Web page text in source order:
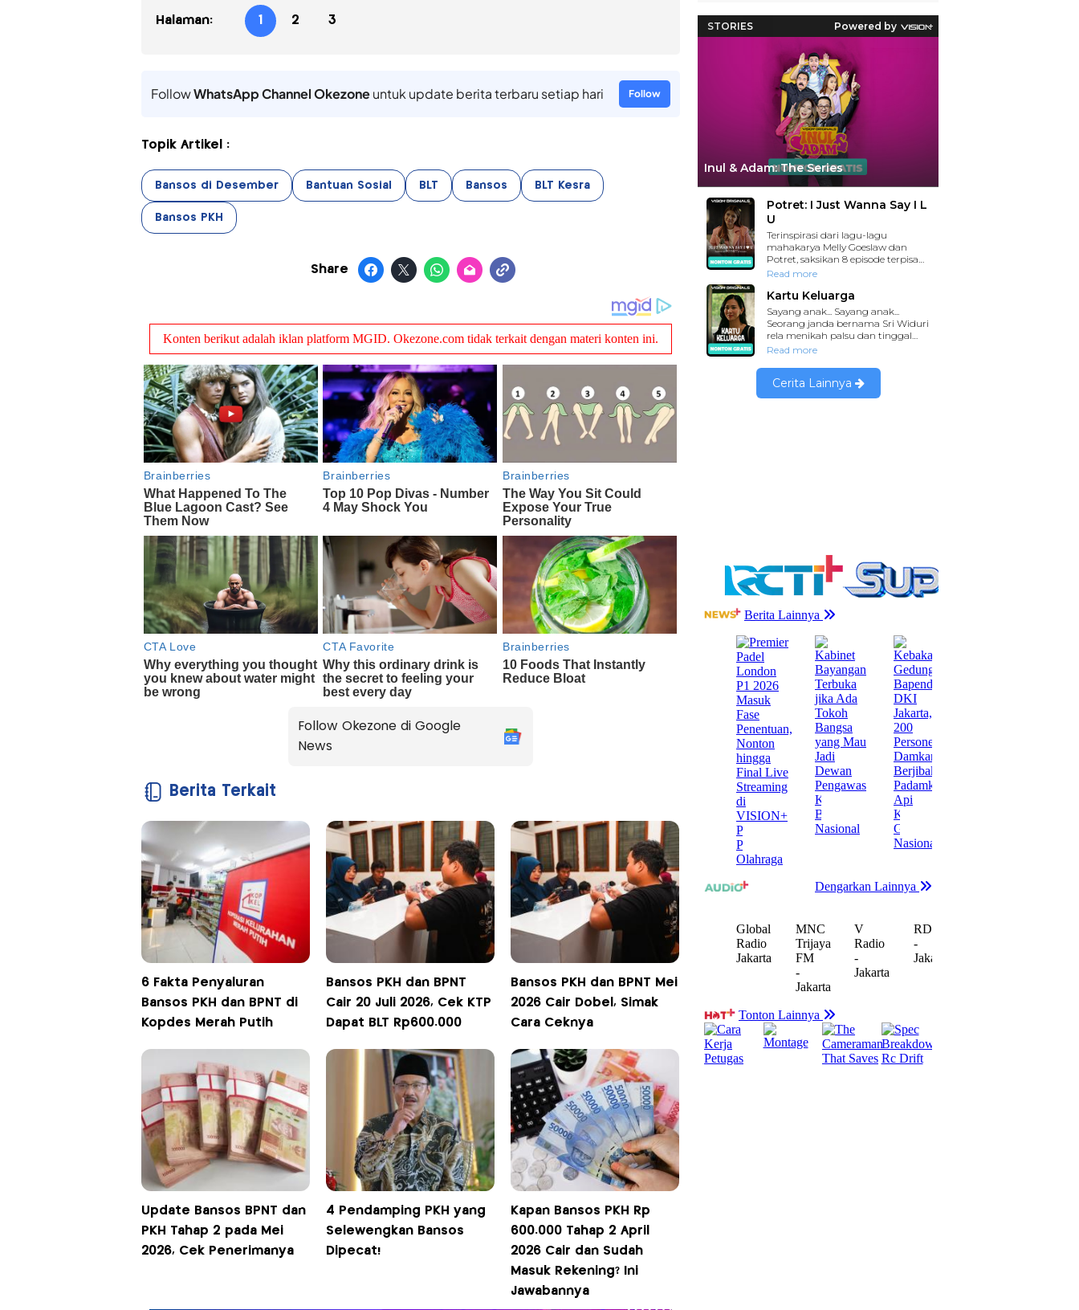
Halaman: 1 2 3
FollowWhatsApp Channel Okezoneuntuk update berita terbaru setiap hari Follow
Topik Artikel :
Bansos di Desember Bantuan Sosial BLT Bansos BLT Kesra
Bansos PKH
Share
Follow Okezone di Google
News
Berita Terkait
6 Fakta Penyaluran
Bansos PKH dan BPNT di
Kopdes Merah Putih
Bansos PKH dan BPNT
Cair 20 Juli 2026, Cek KTP
Dapat BLT Rp600.000
Bansos PKH dan BPNT Mei
2026 Cair Dobel, Simak
Cara Ceknya
Update Bansos BPNT dan
PKH Tahap 2 pada Mei
2026, Cek Penerimanya
4 Pendamping PKH yang
Selewengkan Bansos
Dipecat!
Kapan Bansos PKH Rp
600.000 Tahap 2 April
2026 Cair dan Sudah
Masuk Rekening? Ini
Jawabannya